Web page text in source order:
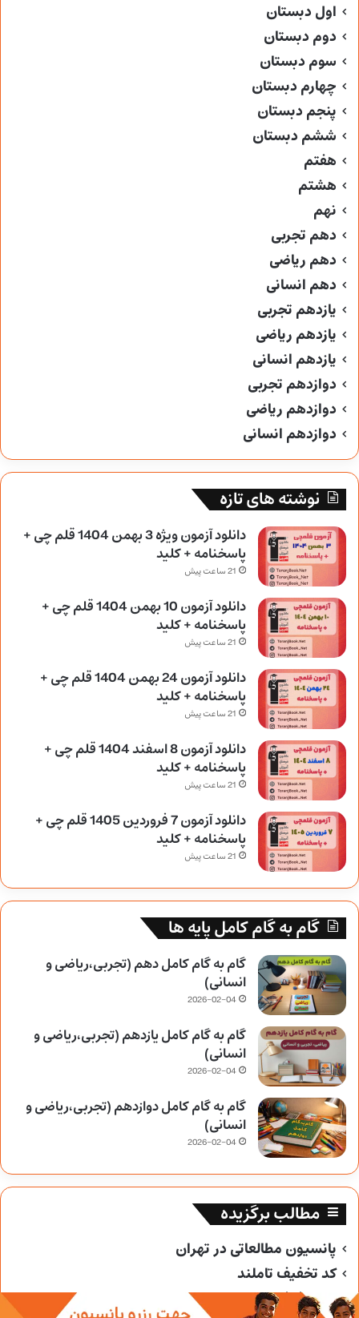
اول دبستان
دوم دبستان
سوم دبستان
چهارم دبستان
پنجم دبستان
ششم دبستان
هفتم
هشتم
نهم
دهم تجربی
دهم ریاضی
دهم انسانی
یازدهم تجربی
یازدهم ریاضی
یازدهم انسانی
دوازدهم تجربی
دوازدهم ریاضی
دوازدهم انسانی
نوشته های تازه
دانلود آزمون ویژه 3 بهمن 1404 قلم چی +
پاسخنامه + کلید
21 ساعت پیش
دانلود آزمون 10 بهمن 1404 قلم چی +
پاسخنامه + کلید
21 ساعت پیش
دانلود آزمون 24 بهمن 1404 قلم چی +
پاسخنامه + کلید
21 ساعت پیش
دانلود آزمون 8 اسفند 1404 قلم چی +
پاسخنامه + کلید
21 ساعت پیش
دانلود آزمون 7 فروردین 1405 قلم چی +
پاسخنامه + کلید
21 ساعت پیش
گام به گام کامل پایه ها
گام به گام کامل دهم (تجربی،ریاضی و
انسانی)
2026-02-04
گام به گام کامل یازدهم (تجربی،ریاضی و
انسانی)
2026-02-04
گام به گام کامل دوازدهم (تجربی،ریاضی و
انسانی)
2026-02-04
مطالب برگزیده
پانسیون مطالعاتی در تهران
کد تخفیف تاملند
کد تخفیف خیلی سبز